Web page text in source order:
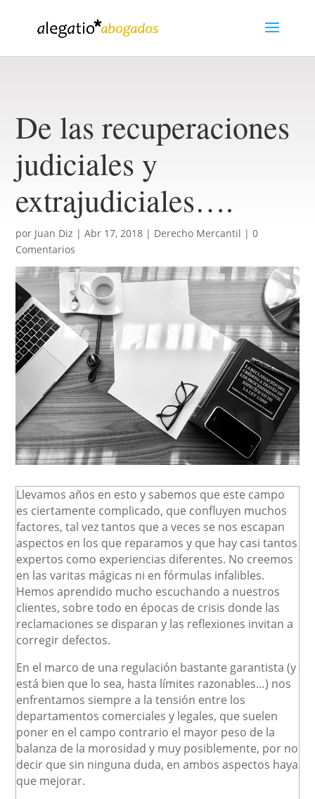
De las recuperaciones
judiciales y
extrajudiciales….
por Juan Diz |Abr 17, 2018 | Derecho Mercantil |0
Comentarios
Llevamos años en esto y sabemos que este campo
es ciertamente complicado, que confluyen muchos
factores, tal vez tantos que a veces se nos escapan
aspectos en los que reparamos y que hay casi tantos
expertos como experiencias diferentes. No creemos
en las varitas mágicas ni en fórmulas infalibles.
Hemos aprendido mucho escuchando a nuestros
clientes, sobre todo en épocas de crisis donde las
reclamaciones se disparan y las reflexiones invitan a
corregir defectos.
En el marco de una regulación bastante garantista (y
está bien que lo sea, hasta límites razonables…) nos
enfrentamos siempre a la tensión entre los
departamentos comerciales y legales, que suelen
poner en el campo contrario el mayor peso de la
balanza de la morosidad y muy posiblemente, por no
decir que sin ninguna duda, en ambos aspectos haya
que mejorar.